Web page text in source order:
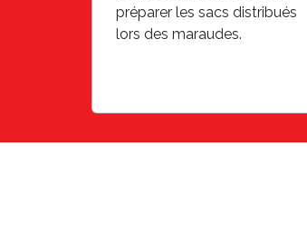
préparer les sacs distribués
lors des maraudes.